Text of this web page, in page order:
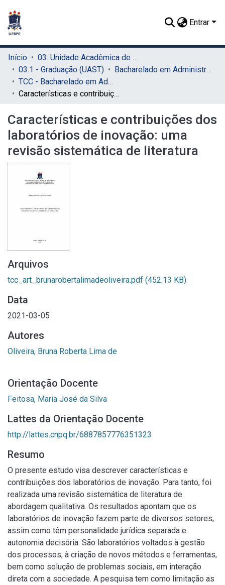
Entrar
Início
03. Unidade Acadêmica de Serra Talhada (UAST)
03.1 - Graduação (UAST)
Bacharelado em Administração (UAST)
TCC - Bacharelado em Administração (UAST)
Características e contribuições dos laboratórios de inovação: uma revisão sistemática de literatura
Características e contribuições dos
laboratórios de inovação: uma
revisão sistemática de literatura
Arquivos
tcc_art_brunarobertalimadeoliveira.pdf (452.13 KB)
Data
2021-03-05
Autores
Oliveira, Bruna Roberta Lima de
Orientação Docente
Feitosa, Maria José da Silva
Lattes da Orientação Docente
http://lattes.cnpq.br/6887857776351323
Resumo
O presente estudo visa descrever características e
contribuições dos laboratórios de inovação. Para tanto, foi
realizada uma revisão sistemática de literatura de
abordagem qualitativa. Os resultados apontam que os
laboratórios de inovação fazem parte de diversos setores,
assim como têm personalidade jurídica separada e
autonomia decisória. São laboratórios voltados à gestão
dos processos, à criação de novos métodos e ferramentas,
bem como solução de problemas sociais, em interação
direta com a sociedade. A pesquisa tem como limitação as